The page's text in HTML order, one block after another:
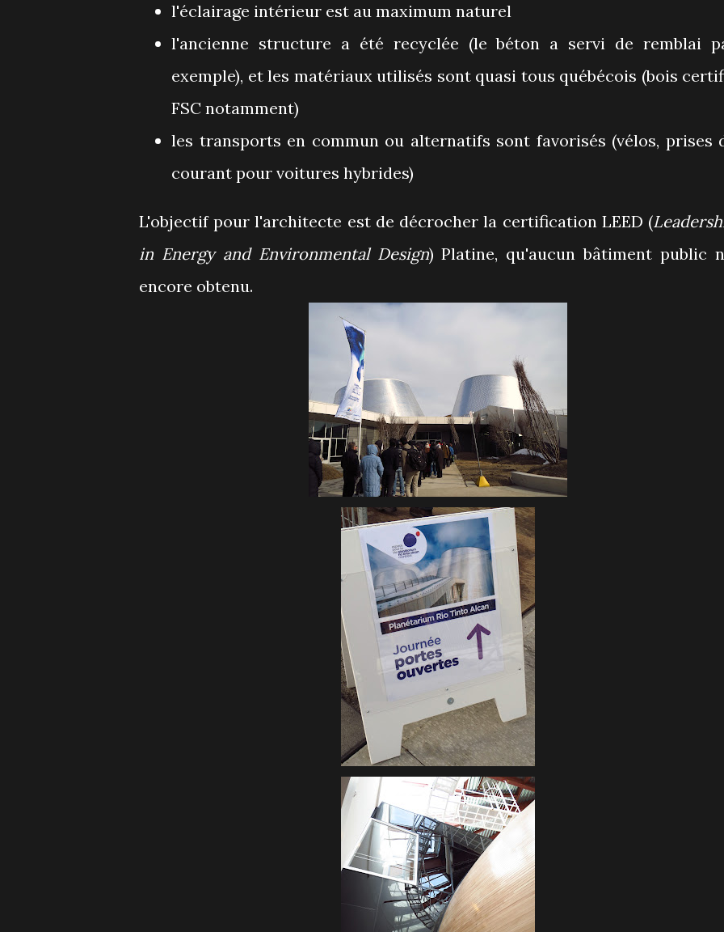
l'éclairage intérieur est au maximum naturel
l'ancienne structure a été recyclée (le béton a servi de remblai
exemple), et les matériaux utilisés sont quasi tous québécois (bois
FSC notamment)
les transports en commun ou alternatifs sont favorisés (vélos, prises
courant pour voitures hybrides)
L'objectif pour l'architecte est de décrocher la certification LEED (
in Energy and Environmental Design) Platine, qu'aucun bâtiment public
encore obtenu.